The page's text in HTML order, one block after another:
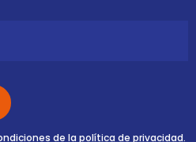
de la política de privacidad.